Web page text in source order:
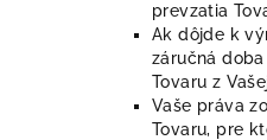
prevzatia
Ak dôjde k
záručná
Tovaru z
Vaše práva
Tovaru, pre